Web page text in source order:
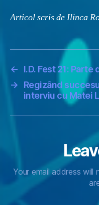
Articol scris de Ilinca
←
I.D. Fest 21: Parte
→
Regizând
interviu cu Matei
Your email address will